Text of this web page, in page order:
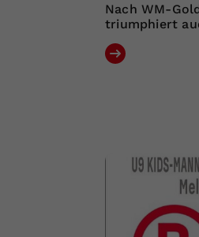
Nach WM-
triumphiert